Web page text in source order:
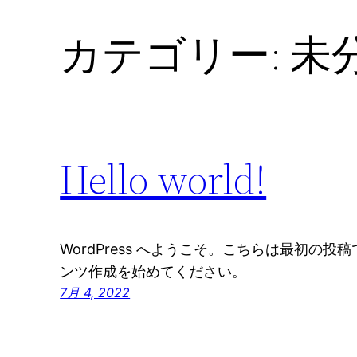
カテゴリー: 未
Hello world!
WordPress へようこそ。こちらは最初の投
ンツ作成を始めてください。
7月 4, 2022